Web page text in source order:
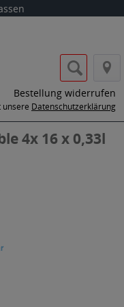
Bestellung widerrufen
unsere Datenschutzerklärung
4x 16 x 0,33l